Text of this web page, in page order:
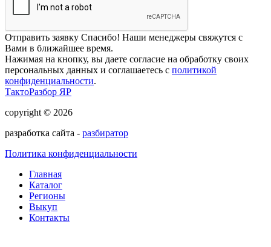
Отправить заявку Спасибо! Наши менеджеры свяжутся с
Вами в ближайшее время.
Нажимая на кнопку, вы даете согласие на обработку своих
персональных данных и соглашаетесь с политикой
конфиденциальности.
ТактоРазбор ЯР
copyright © 2026
разработка сайта - разбиратор
Политика конфиденциальности
Главная
Каталог
Регионы
Выкуп
Контакты